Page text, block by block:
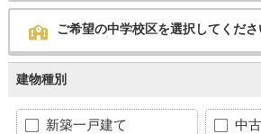
ご希望の中学校区を選択してくださ
建物種別
新築一戸建て 中